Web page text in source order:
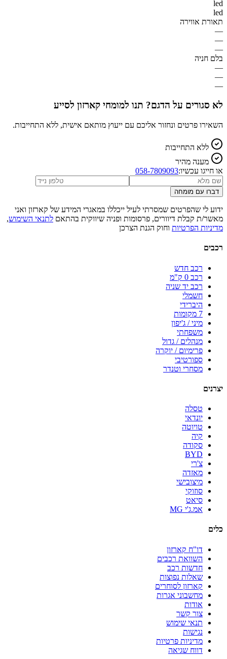
led
led
תאורת אווירה
—
—
—
בלם חניה
—
—
—
לא סגורים על הדגם? תנו למומחי קארזון לסייע
השאירו פרטים ונחזור אליכם עם ייעוץ מותאם אישית, ללא התחייבות.
ללא התחייבות
מענה מהיר
או חייגו עכשיו:058-7809093
דברו עם מומחה
ידוע לי שהפרטים שמסרתי לעיל ייכללו במאגרי המידע של קארזון ואני
מאשר/ת קבלת דיוורים, פרסומות ופניה שיווקית בהתאם לתנאי השימוש,
מדיניות הפרטיות וחוק הגנת הצרכן
רכבים
רכב חדש
רכב 0 ק"מ
רכב יד שניה
חשמלי
היברידי
7 מקומות
מיני / ג'יפון
משפחתי
מנהלים / גדול
פרימיום / יוקרה
ספורטיבי
מסחרי וטנדר
יצרנים
טסלה
יונדאי
טויוטה
קיה
סקודה
BYD
צ'רי
מאזדה
מיצובישי
סוזוקי
סיאט
אמ.ג'י MG
כלים
דו"ח קארזון
השוואת רכבים
חדשות רכב
שאלות נפוצות
קארזון לסוחרים
מחשבוני אגרות
אודות
צור קשר
תנאי שימוש
נגישות
מדיניות פרטיות
דווח שגיאה